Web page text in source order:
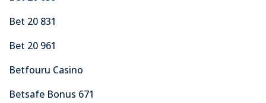
Bet 20 831
Bet 20 961
Betfouru Casino
Betsafe Bonus 671